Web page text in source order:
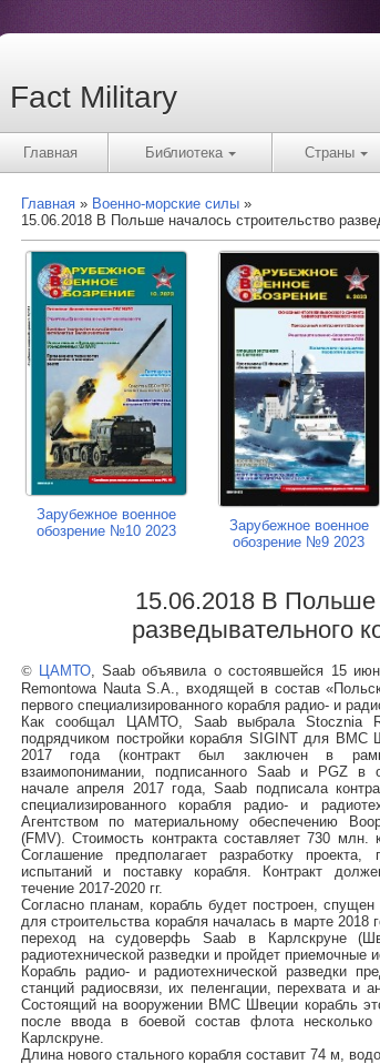
Fact Military
Главная Библиотека Страны
Главная
Военно-морские силы
15.06.2018 В Польше началось строительство
Зарубежное военное
обозрение №10 2023
Зарубежное военное
обозрение №9 2023
15.06.2018 В Польше
разведывательного
© ЦАМТО, Saab объявила о состоявшейся 15
Remontowa Nauta S.A., входящей в состав
первого специализированного корабля радио- и
Как сообщал ЦАМТО, Saab выбрала Stocznia
подрядчиком постройки корабля SIGINT для ВМС
2017 года (контракт был заключен в
взаимопонимании, подписанного Saab и PGZ в
начале апреля 2017 года, Saab подписала
специализированного корабля радио- и
Агентством по материальному обеспечению
(FMV). Стоимость контракта составляет 730 млн.
Соглашение предполагает разработку проекта,
испытаний и поставку корабля. Контракт
течение 2017-2020 гг.
Согласно планам, корабль будет построен,
для строительства корабля началась в марте
переход на судоверфь Saab в Карлскруне
радиотехнической разведки и пройдет приемочные
Корабль радио- и радиотехнической разведки
станций радиосвязи, их пеленгации, перехвата и
Состоящий на вооружении ВМС Швеции корабль
после ввода в боевой состав флота
Карлскруне.
Длина нового стального корабля составит 74 м,